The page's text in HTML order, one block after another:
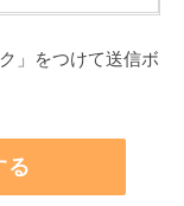
」をつけて送信ボ